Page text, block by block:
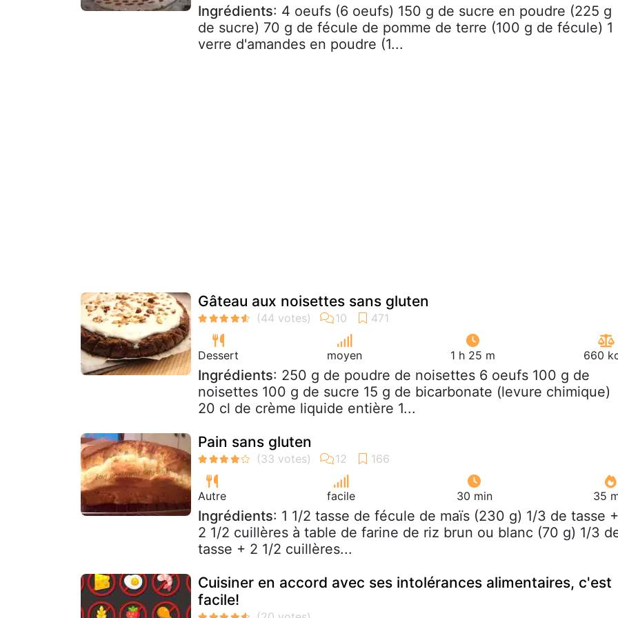
Ingrédients: 4 oeufs (6 oeufs) 150 g de sucre en poudre (225 g
de sucre) 70 g de fécule de pomme de terre (100 g de fécule) 1
verre d'amandes en poudre (1...
Gâteau aux noisettes sans gluten
Dessert moyen 1 h 25 m 660
Ingrédients: 250 g de poudre de noisettes 6 oeufs 100 g de
noisettes 100 g de sucre 15 g de bicarbonate (levure chimique)
20 cl de crème liquide entière 1...
Pain sans gluten
Autre facile 30 min 35
Ingrédients: 1 1/2 tasse de fécule de maïs (230 g) 1/3 de tasse +
2 1/2 cuillères à table de farine de riz brun ou blanc (70 g) 1/3
tasse + 2 1/2 cuillères...
Cuisiner en accord avec ses intolérances alimentaires, c'est
facile!